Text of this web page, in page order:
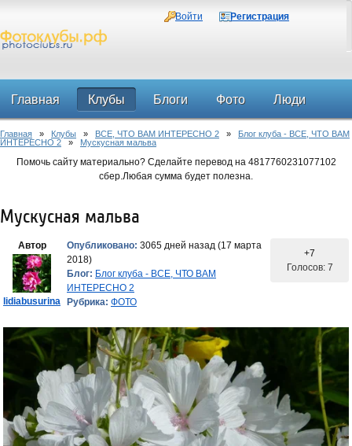
Войти Регистрация
Главная Клубы Блоги Фото Люди
Форум
Главная » Клубы » ВСЕ, ЧТО ВАМ ИНТЕРЕСНО 2 » Блог клуба - ВСЕ, ЧТО ВАМ
ИНТЕРЕСНО 2 » Мускусная мальва
Помочь сайту материально? Сделайте перевод на 4817760231077102
сбер.Любая сумма будет полезна.
Мускусная мальва
Автор
lidiabusurina
Опубликовано: 3065 дней назад (17 марта
2018)
Блог: Блог клуба - ВСЕ, ЧТО ВАМ
ИНТЕРЕСНО 2
Рубрика: ФОТО
+7
Голосов: 7